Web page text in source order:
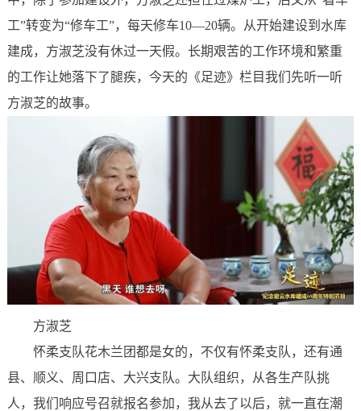
工”转变为“修车工”，每天修车10—20辆。从开始建设到水库
建成，方淑芝没有休过一天假。长期艰苦的工作环境和繁重
的工作让她落下了腿疾，今天的《足迹》栏目我们先听一听
方淑芝的故事。
方淑芝
怀柔支队花木兰团都是女的，不仅有怀柔支队，还有通
县、顺义、周口店、大兴支队。大队组织，从各生产队挑
人，我们响应号召就报名参加，我从去了以后，就一直在潮